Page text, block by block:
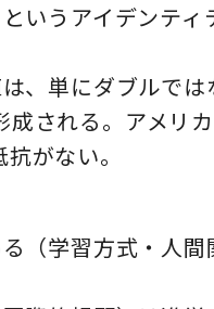
いうアイデンテ
、単にダブルで
される。アメリ
がない。
（学習方式・人